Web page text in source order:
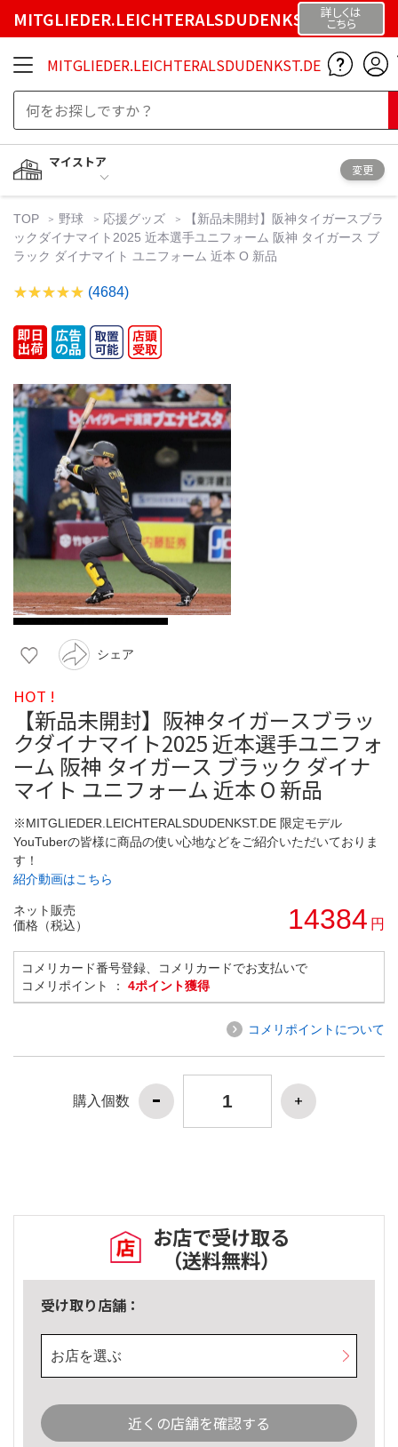
MITGLIEDER.LEICHTERALSDUDENKST.DE詳しくは
こちら
MITGLIEDER.LEICHTERALSDUDENKST.DE
マイストア
変更
TOP 野球 応援グッズ
【新品未開封】阪神タイガースブラ
ックダイナマイト2025 近本選手ユニフォーム 阪神 タイガース ブ
ラック ダイナマイト ユニフォーム 近本 O 新品
(4684)
シェア
HOT !
【新品未開封】阪神タイガースブラッ
クダイナマイト2025 近本選手ユニフォ
ーム 阪神 タイガース ブラック ダイナ
マイト ユニフォーム 近本 O 新品
※MITGLIEDER.LEICHTERALSDUDENKST.DE 限定モデル
YouTuberの皆様に商品の使い心地などをご紹介いただいておりま
す！
紹介動画はこちら
ネット販売
価格（税込）
14384 円
コメリカード番号登録、コメリカードでお支払いで
コメリポイント ： 4ポイント獲得
コメリポイントについて
購入個数
お店で受け取る
（送料無料）
受け取り店舗：
お店を選ぶ
近くの店舗を確認する